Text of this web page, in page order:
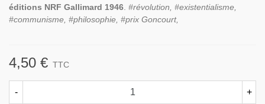
éditions NRF Gallimard 1946 #révolution, #existentialisme,
#communisme, #philosophie, #prix Goncourt,
4,50 € TTC
- +